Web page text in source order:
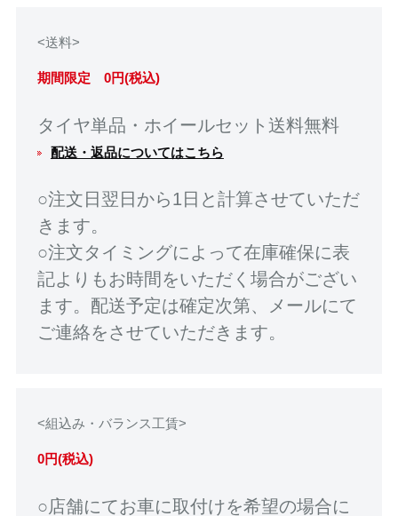
<送料>
期間限定 0円(税込)
タイヤ単品・ホイールセット送料無料
配送・返品についてはこちら
○注文日翌日から1日と計算させていただ
きます。
○注文タイミングによって在庫確保に表
記よりもお時間をいただく場合がござい
ます。配送予定は確定次第、メールにて
ご連絡をさせていただきます。
<組込み・バランス工賃>
0円(税込)
○店舗にてお車に取付けを希望の場合に